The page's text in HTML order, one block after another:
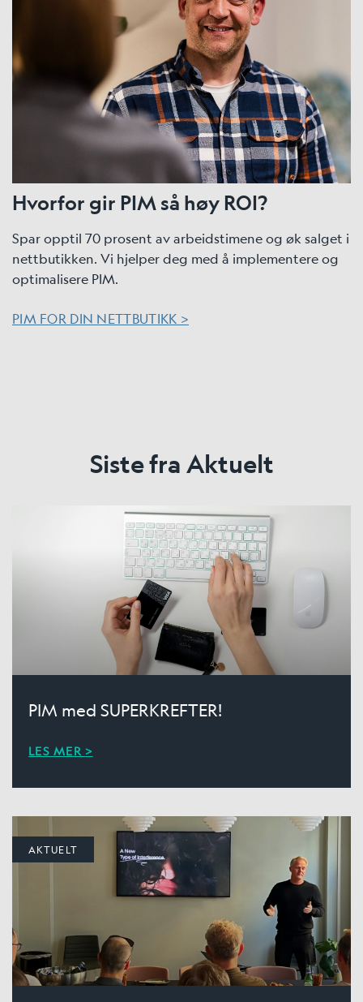
Hvorfor gir PIM så høy ROI?
Spar opptil 70 prosent av arbeidstimene og øk salget i
nettbutikken. Vi hjelper deg med å implementere og
optimalisere PIM.
PIM FOR DIN NETTBUTIKK >
Siste fra Aktuelt
PIM med SUPERKREFTER!
LES MER >
AKTUELT